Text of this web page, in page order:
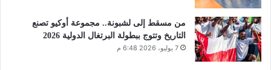
من مسقط إلى لشبونة.. مجموعة أوكيو تصنع
التاريخ وتتوج ببطولة البرتغال الدولية 2026
7 يوليو، 2026 6:48 م